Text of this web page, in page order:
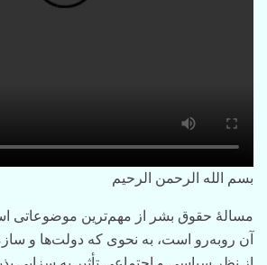
بسم الله الرحمن الرحیم
مسالۀ حقوق بشر از مهم‌ترین موضوعاتی
آن روبه‌رو است، به نحوی که دولت‌ها و